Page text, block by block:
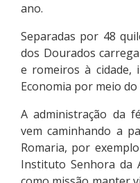
ano.
Separadas por 48
dos Dourados
e romeiros à cidade,
Economia por meio
A administração da
vem caminhando a
Romaria, por
Instituto Senhora da